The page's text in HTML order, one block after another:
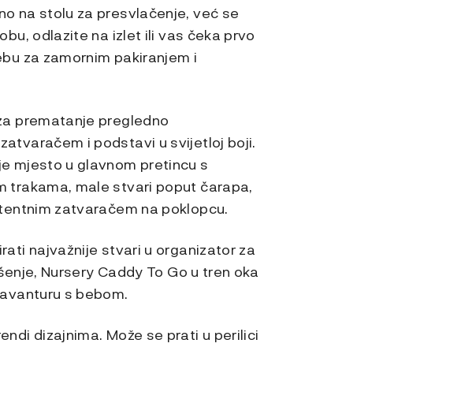
na stolu za presvlačenje, već se
odlazite na izlet ili vas čeka prvo
za zamornim pakiranjem i
prematanje pregledno
i podstavi u svijetloj boji.
mjesto u glavnom pretincu s
trakama, male stvari poput čarapa,
zatvaračem na poklopcu.
najvažnije stvari u organizator za
Nursery Caddy To Go u tren oka
s bebom.
dizajnima. Može se prati u perilici